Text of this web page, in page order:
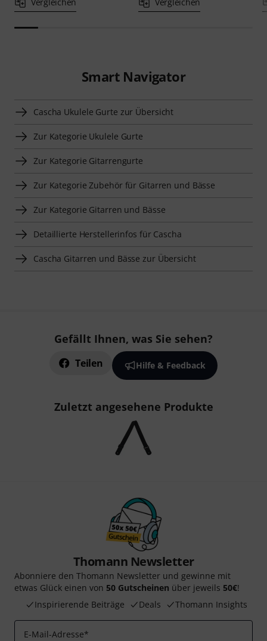
Smart Navigator
Cascha Ukulele Gurte zur Übersicht
Zur Kategorie Ukulele Gurte
Zur Kategorie Gitarrengurte
Zur Kategorie Zubehör für Gitarren und Bässe
Zur Kategorie Gitarren und Bässe
Detaillierte Herstellerinfos für Cascha
Cascha Gitarren und Bässe zur Übersicht
Gefällt Ihnen, was Sie sehen?
Teilen Hilfe & Feedback
Zuletzt angesehene Produkte
Thomann Newsletter
Abonniere den Thomann Newsletter und gewinne mit
etwas Glück einen von 50 Gutscheinen über jeweils 50€!
Inspirierende Beiträge
Deals Thomann Insights
E-Mail-Adresse*